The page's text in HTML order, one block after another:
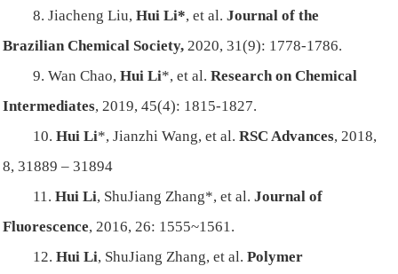
8. Jiacheng Liu,Hui Li*, et al.Journal of the
Brazilian Chemical Society, 2020, 31(9): 1778-1786.
9. Wan Chao,Hui Li*, et al.Research on Chemical
Intermediates, 2019, 45(4): 1815-1827.
10.Hui Li*, Jianzhi Wang, et al.RSC Advances, 2018,
8, 31889 – 31894
11.Hui Li, ShuJiang Zhang*, et al.Journal of
Fluorescence, 2016, 26: 1555~1561.
12.Hui Li, ShuJiang Zhang, et al.Polymer